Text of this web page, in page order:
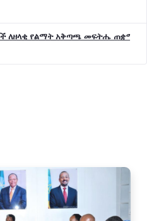
ለዘላቂ የልማት አቅጣጫ መፍትሔ ጠቋሚ